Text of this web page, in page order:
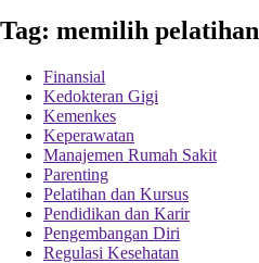
Tag: memilih pelatihan
Finansial
Kedokteran Gigi
Kemenkes
Keperawatan
Manajemen Rumah Sakit
Parenting
Pelatihan dan Kursus
Pendidikan dan Karir
Pengembangan Diri
Regulasi Kesehatan